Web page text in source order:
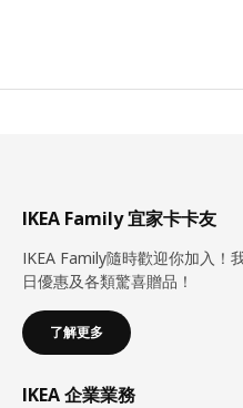
IKEA Family 宜家卡卡友
IKEA Family隨時歡迎你加入！
日優惠及各類驚喜贈品！
了解更多
IKEA 企業業務